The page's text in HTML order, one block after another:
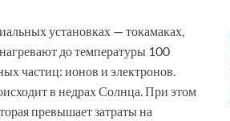
установках — токамаках,
до температуры 100
частиц: ионов и электронов.
в недрах Солнца. При этом
превышает затраты на